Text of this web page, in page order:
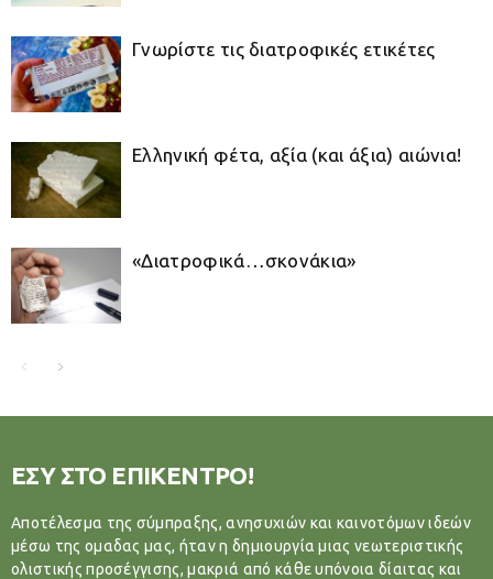
Γνωρίστε τις διατροφικές ετικέτες
Ελληνική φέτα, αξία (και άξια) αιώνια!
«Διατροφικά…σκονάκια»
ΕΣΥ ΣΤΟ ΕΠΙΚΕΝΤΡΟ!
Αποτέλεσμα της σύμπραξης, ανησυχιών και καινοτόμων ιδεών
μέσω της ομαδας μας, ήταν η δημιουργία μιας νεωτεριστικής
ολιστικής προσέγγισης, μακριά από κάθε υπόνοια δίαιτας και